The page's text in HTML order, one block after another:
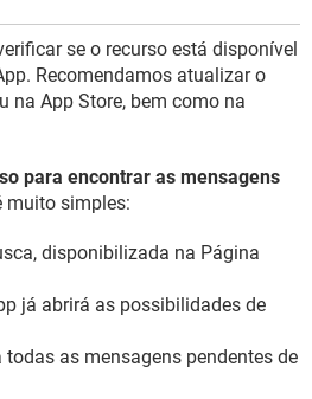
se o recurso está disponível
Recomendamos atualizar o
na App Store, bem como na
para encontrar as mensagens
muito simples:
disponibilizada na Página
já abrirá as possibilidades de
todas as mensagens pendentes de